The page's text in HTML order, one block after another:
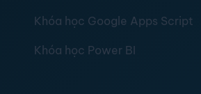
Khóa học Google Apps Script
Khóa học Power BI